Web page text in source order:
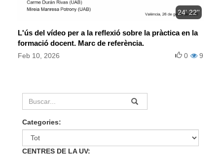
24' 22''
L'ús del vídeo per a la reflexió sobre la pràctica en la
formació docent. Marc de referència.
Feb 10, 2026 9
0
Categories:
CENTRES DE LA UV: